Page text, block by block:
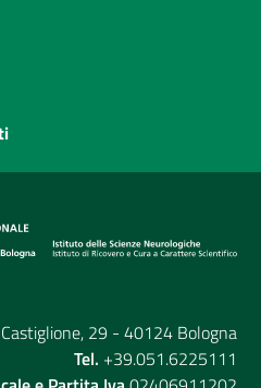
29 - 40124 Bologna
Tel. +39.051.6225111